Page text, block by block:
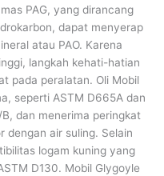
PAG, yang dirancang
dapat menyerap
atau PAO. Karena
langkah kehati-hatian
pada peralatan. Oli Mobil
seperti ASTM D665A dan
dan menerima peringkat
dengan air suling. Selain
logam kuning yang
D130. Mobil Glygoyle